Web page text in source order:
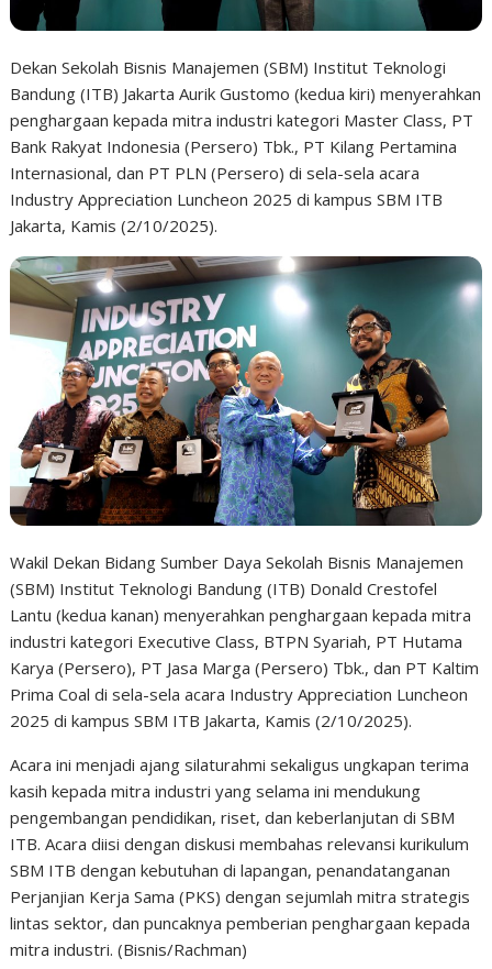
Dekan Sekolah Bisnis Manajemen (SBM) Institut Teknologi
Bandung (ITB) Jakarta Aurik Gustomo (kedua kiri) menyerahkan
penghargaan kepada mitra industri kategori Master Class, PT
Bank Rakyat Indonesia (Persero) Tbk., PT Kilang Pertamina
Internasional, dan PT PLN (Persero) di sela-sela acara
Industry Appreciation Luncheon 2025 di kampus SBM ITB
Jakarta, Kamis (2/10/2025).
Wakil Dekan Bidang Sumber Daya Sekolah Bisnis Manajemen
(SBM) Institut Teknologi Bandung (ITB) Donald Crestofel
Lantu (kedua kanan) menyerahkan penghargaan kepada mitra
industri kategori Executive Class, BTPN Syariah, PT Hutama
Karya (Persero), PT Jasa Marga (Persero) Tbk., dan PT Kaltim
Prima Coal di sela-sela acara Industry Appreciation Luncheon
2025 di kampus SBM ITB Jakarta, Kamis (2/10/2025).
Acara ini menjadi ajang silaturahmi sekaligus ungkapan terima
kasih kepada mitra industri yang selama ini mendukung
pengembangan pendidikan, riset, dan keberlanjutan di SBM
ITB. Acara diisi dengan diskusi membahas relevansi kurikulum
SBM ITB dengan kebutuhan di lapangan, penandatanganan
Perjanjian Kerja Sama (PKS) dengan sejumlah mitra strategis
lintas sektor, dan puncaknya pemberian penghargaan kepada
mitra industri. (Bisnis/Rachman)